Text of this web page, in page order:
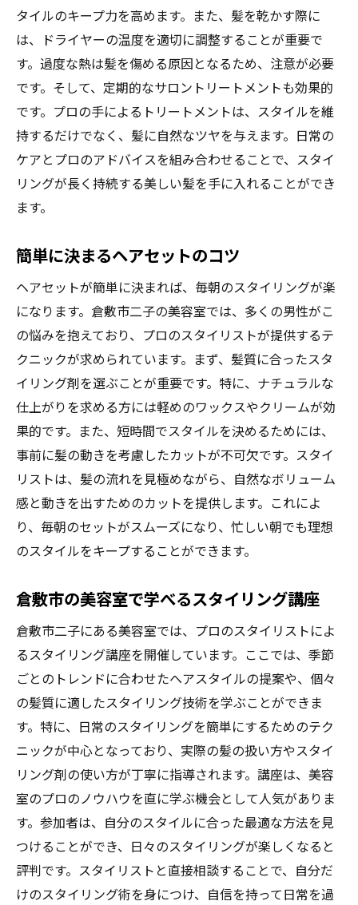
タイルのキープ力を高めます。また、髪を乾かす際に
は、ドライヤーの温度を適切に調整することが重要で
す。過度な熱は髪を傷める原因となるため、注意が必要
です。そして、定期的なサロントリートメントも効果的
です。プロの手によるトリートメントは、スタイルを維
持するだけでなく、髪に自然なツヤを与えます。日常の
ケアとプロのアドバイスを組み合わせることで、スタイ
リングが長く持続する美しい髪を手に入れることができ
ます。
簡単に決まるヘアセットのコツ
ヘアセットが簡単に決まれば、毎朝のスタイリングが楽
になります。倉敷市二子の美容室では、多くの男性がこ
の悩みを抱えており、プロのスタイリストが提供するテ
クニックが求められています。まず、髪質に合ったスタ
イリング剤を選ぶことが重要です。特に、ナチュラルな
仕上がりを求める方には軽めのワックスやクリームが効
果的です。また、短時間でスタイルを決めるためには、
事前に髪の動きを考慮したカットが不可欠です。スタイ
リストは、髪の流れを見極めながら、自然なボリューム
感と動きを出すためのカットを提供します。これによ
り、毎朝のセットがスムーズになり、忙しい朝でも理想
のスタイルをキープすることができます。
倉敷市の美容室で学べるスタイリング講座
倉敷市二子にある美容室では、プロのスタイリストによ
るスタイリング講座を開催しています。ここでは、季節
ごとのトレンドに合わせたヘアスタイルの提案や、個々
の髪質に適したスタイリング技術を学ぶことができま
す。特に、日常のスタイリングを簡単にするためのテク
ニックが中心となっており、実際の髪の扱い方やスタイ
リング剤の使い方が丁寧に指導されます。講座は、美容
室のプロのノウハウを直に学ぶ機会として人気がありま
す。参加者は、自分のスタイルに合った最適な方法を見
つけることができ、日々のスタイリングが楽しくなると
評判です。スタイリストと直接相談することで、自分だ
けのスタイリング術を身につけ、自信を持って日常を過